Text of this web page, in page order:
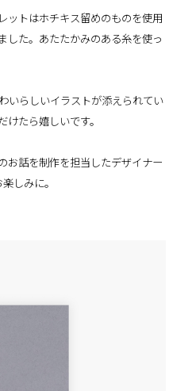
ットはホチキス留めのものを使用
した。あたたかみのある糸を使っ
いらしいイラストが添えられてい
たら嬉しいです。
お話を制作を担当したデザイナー
しみに。